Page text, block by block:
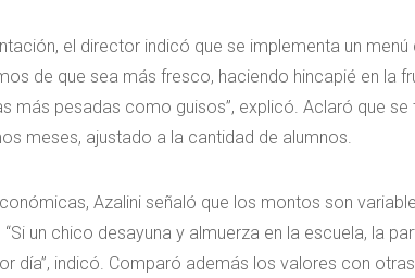
el director indicó que se implementa un menú
de que sea más fresco, haciendo hincapié en la
más pesadas como guisos”, explicó. Aclaró que se
meses, ajustado a la cantidad de alumnos.
Azalini señaló que los montos son
un chico desayuna y almuerza en la escuela, la
día”, indicó. Comparó además los valores con